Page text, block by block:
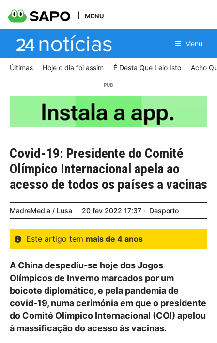
MENU
Menu
Últimas Hoje o dia foi assim É Desta Que Leio Isto Acho
Covid-19: Presidente do Comité
Olímpico Internacional apela ao
acesso de todos os países a vacinas
MadreMedia / Lusa 20 fev 2022 17:37 Desporto
Este artigo tem mais de 4 anos
A China despediu-se hoje dos Jogos
Olímpicos de Inverno marcados por um
boicote diplomático, e pela pandemia de
covid-19, numa cerimónia em que o presidente
do Comité Olímpico Internacional (COI) apelou
à massificação do acesso às vacinas.